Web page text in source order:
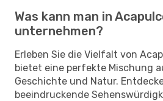
Was kann man in
unternehmen?
Erleben Sie die Vielfalt von
bietet eine perfekte Mischung
Geschichte und Natur.
beeindruckende